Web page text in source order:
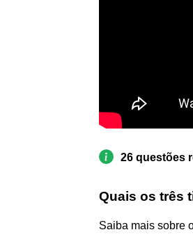
26 questões
Quais os três
Saiba mais sobre